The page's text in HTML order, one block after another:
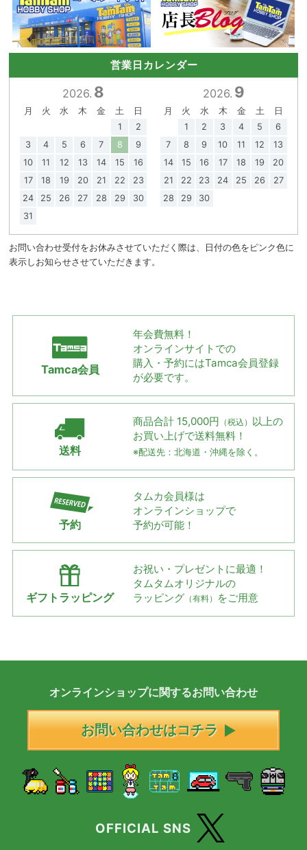
営業日カレンダー
2026. 8
月 火 水 木 金 土
日
1
2
3
4 5 6 7 8
9
10
11 12 13 14 15
16
17
18 19 20 21 22
23
24
25 26 27 28 29
30
31
2026. 9
月 火 水 木 金 土
日
1
2 3 4 5
6
7
8 9 10 11 12
13
14
15 16 17 18 19
20
21
22 23 24 25 26
27
28
29 30
お問い合わせ受付をお休みさせていただく際は、日付の色をピンク色に
表示しお知らせさせていただきます。
Tamca会員
年会費無料！
オンラインサイトでの
購入・予約にはTamca会員登録
が必要です。
送料
商品合計 15,000円 （税込） 以上の
お買い上げで送料無料！
※配送先：北海道・沖縄を除く。
予約
タムカ会員様は
オンラインショップで
予約が可能！
ギフトラッピング
お祝い・プレゼントに最適！
タムタムオリジナルの
ラッピング （有料） をご用意
オンラインショップに関するお問い合わせ
お問い合わせはコチラ
OFFICIAL SNS